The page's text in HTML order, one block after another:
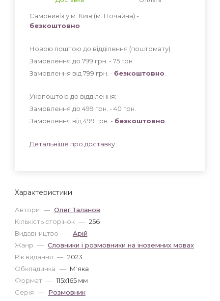
Характеристики
Автори — Олег Таланов
Кількість сторінок — 256
Видавництво — Арій
Жанр — Словники і розмовники на іноземних мовах
Рік видання — 2023
Обкладинка — М'яка
Формат — 115x165 мм
Серія — Розмовник
Самовивіз у м. Київ (м. Почайна) -
безкоштовно
Новою поштою до відділення (поштомату):
Замовлення до 799 грн. - 75 грн
Замовлення від 799 грн. - безкоштовно
Укрпоштою до відділення:
Замовлення до 499 грн. - 40 грн
Замовлення від 499 грн. - безкоштовно
Детальніше про доставку